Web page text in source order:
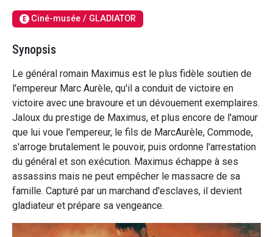
E Ciné-musée / GLADIATOR
Synopsis
Le général romain Maximus est le plus fidèle soutien de
l'empereur Marc Aurèle, qu'il a conduit de victoire en
victoire avec une bravoure et un dévouement exemplaires.
Jaloux du prestige de Maximus, et plus encore de l'amour
que lui voue l'empereur, le fils de MarcAurèle, Commode,
s'arroge brutalement le pouvoir, puis ordonne l'arrestation
du général et son exécution. Maximus échappe à ses
assassins mais ne peut empêcher le massacre de sa
famille. Capturé par un marchand d'esclaves, il devient
gladiateur et prépare sa vengeance.